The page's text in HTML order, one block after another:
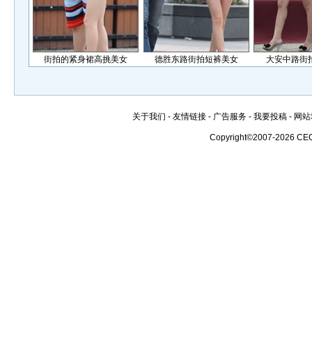
街拍的紧身裙高挑美女 德胜东路街拍短裤美女 大安中路街
关于我们 - 友情链接 - 广告服务 - 我要投稿 - 网
Copyright©2007-2026